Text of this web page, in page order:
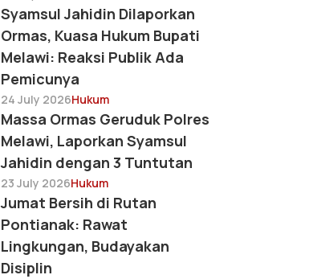
Syamsul Jahidin Dilaporkan
Ormas, Kuasa Hukum Bupati
Melawi: Reaksi Publik Ada
Pemicunya
24 July 2026Hukum
Massa Ormas Geruduk Polres
Melawi, Laporkan Syamsul
Jahidin dengan 3 Tuntutan
23 July 2026Hukum
Jumat Bersih di Rutan
Pontianak: Rawat
Lingkungan, Budayakan
Disiplin